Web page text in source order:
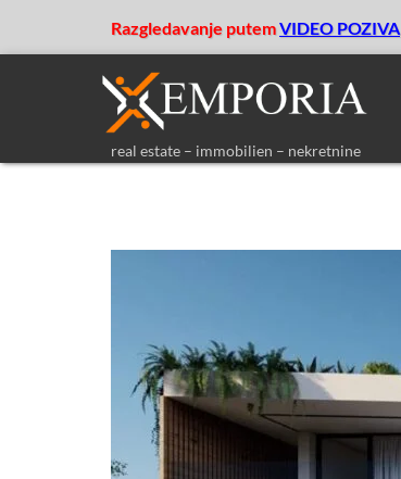
Razgledavanje putemVIDEO POZIVA
real estate – immobilien – nekretnine